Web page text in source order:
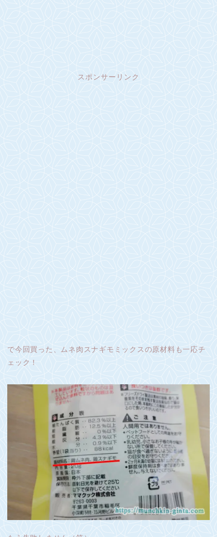
スポンサーリンク
で今回買った、ムネ肉スナギモミックスの原材料も一応チ
ェック！